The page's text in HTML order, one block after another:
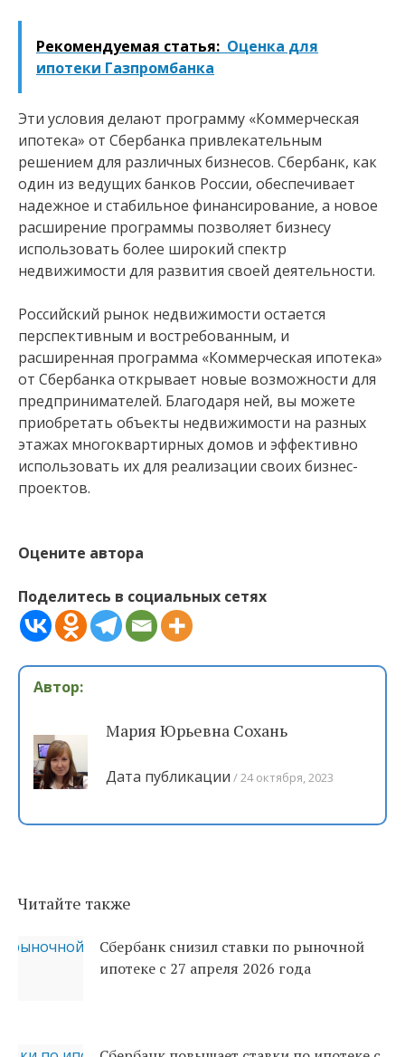
Рекомендуемая статья: Оценка для
ипотеки Газпромбанка
Эти условия делают программу «Коммерческая
ипотека» от Сбербанка привлекательным
решением для различных бизнесов. Сбербанк, как
один из ведущих банков России, обеспечивает
надежное и стабильное финансирование, а новое
расширение программы позволяет бизнесу
использовать более широкий спектр
недвижимости для развития своей деятельности.
Российский рынок недвижимости остается
перспективным и востребованным, и
расширенная программа «Коммерческая ипотека»
от Сбербанка открывает новые возможности для
предпринимателей. Благодаря ней, вы можете
приобретать объекты недвижимости на разных
этажах многоквартирных домов и эффективно
использовать их для реализации своих бизнес-
проектов.
Оцените автора
Поделитесь в социальных сетях
Автор:
Мария Юрьевна Сохань
Дата публикации 24 октября, 2023
Читайте также
Сбербанк снизил ставки по рыночной
ипотеке с 27 апреля 2026 года